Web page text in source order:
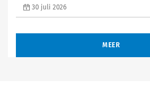
30 juli 2026
MEER